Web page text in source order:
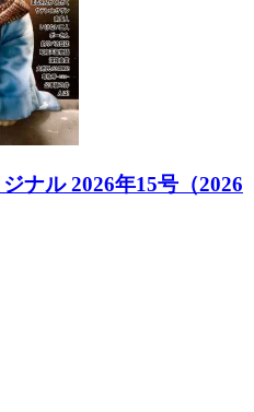
ナル 2026年15号（2026